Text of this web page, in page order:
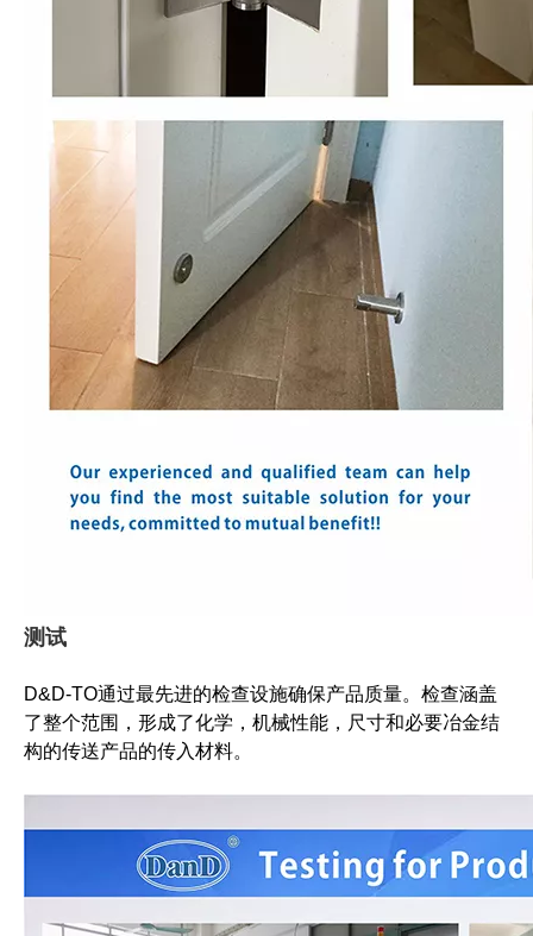
测试
D&D-TO通过最先进的检查设施确保产品质量。检查涵盖
了整个范围，形成了化学，机械性能，尺寸和必要冶金结
构的传送产品的传入材料。